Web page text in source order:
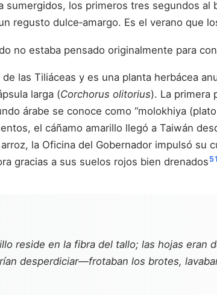
los primeros tres segundos
regusto dulce‑amargo. Es el verano que
no estaba pensado originalmente para
las Tiliáceas y es una planta herbácea
larga (Corchorus olitorius). La primera
árabe se conoce como “molokhiya
el cáñamo amarillo llegó a Taiwán
la Oficina del Gobernador impulsó
gracias a sus suelos rojos bien drenados 5
reside en la fibra del tallo; las hojas
desperdiciar—frotaban los brotes,